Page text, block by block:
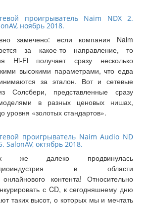
проигрыватель Naim NDX 2.
ноябрь 2018.
замечено: если компания Naim
за какое-то направление, то
Hi-Fi получает сразу несколько
высокими параметрами, что едва
за эталон. Вот и сетевые
Солсбери, представленные сразу
в разных ценовых нишах,
уровня «золотых стандартов».
проигрыватель Naim Audio ND
SalonAV, октябрь 2018.
же далеко продвинулась
в области
онлайнового контента! Относительно
с CD, к сегодняшнему дню
таких высот, о которых мы и мечтать